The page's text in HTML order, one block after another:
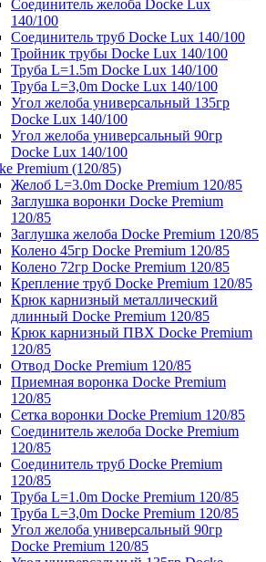
Соединитель желоба Docke Lux
140/100
Соединитель труб Docke Lux 140/100
Тройник трубы Docke Lux 140/100
Труба L=1.5m Docke Lux 140/100
Труба L=3,0m Docke Lux 140/100
Угол желоба универсальный 135гр
Docke Lux 140/100
Угол желоба универсальный 90гр
Docke Lux 140/100
Premium (120/85)
Желоб L=3.0m Docke Premium 120/85
Заглушка воронки Docke Premium
120/85
Заглушка желоба Docke Premium 120/85
Колено 45гр Docke Premium 120/85
Колено 72гр Docke Premium 120/85
Крепление труб Docke Premium 120/85
Крюк карнизный металлический
длинный Docke Premium 120/85
Крюк карнизный ПВХ Docke Premium
120/85
Отвод Docke Premium 120/85
Приемная воронка Docke Premium
120/85
Сетка воронки Docke Premium 120/85
Соединитель желоба Docke Premium
120/85
Соединитель труб Docke Premium
120/85
Труба L=1.0m Docke Premium 120/85
Труба L=3,0m Docke Premium 120/85
Угол желоба универсальный 90гр
Docke Premium 120/85